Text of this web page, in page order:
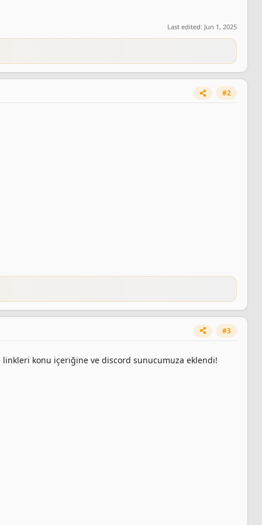
Last edited: Jun 1, 2025
#2
#3
linkleri konu içeriğine ve discord sunucumuza eklendi!